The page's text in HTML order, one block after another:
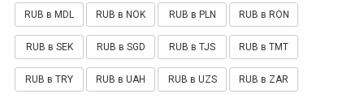
RUB в MDL RUB в NOK RUB в PLN RUB в RON
RUB в SEK RUB в SGD RUB в TJS RUB в TMT
RUB в TRY RUB в UAH RUB в UZS RUB в ZAR